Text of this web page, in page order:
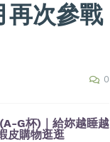
再次參戰
0
G杯)｜給妳越睡越
皮購物逛逛